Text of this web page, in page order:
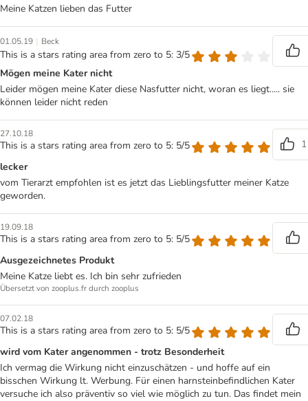
Meine Katzen lieben das Futter
01.05.19 | Beck
This is a stars rating area from zero to 5: 3/5
Mögen meine Kater nicht
Leider mögen meine Kater diese Nasfutter nicht, woran es liegt..... sie
können leider nicht reden
27.10.18
This is a stars rating area from zero to 5: 5/5
1
lecker
vom Tierarzt empfohlen ist es jetzt das Lieblingsfutter meiner Katze
geworden.
19.09.18
This is a stars rating area from zero to 5: 5/5
Ausgezeichnetes Produkt
Meine Katze liebt es. Ich bin sehr zufrieden
Übersetzt von zooplus.fr durch zooplus
07.02.18
This is a stars rating area from zero to 5: 5/5
wird vom Kater angenommen - trotz Besonderheit
Ich vermag die Wirkung nicht einzuschätzen - und hoffe auf ein
bisschen Wirkung lt. Werbung. Für einen harnsteinbefindlichen Kater
versuche ich also präventiv so viel wie möglich zu tun. Das findet mein